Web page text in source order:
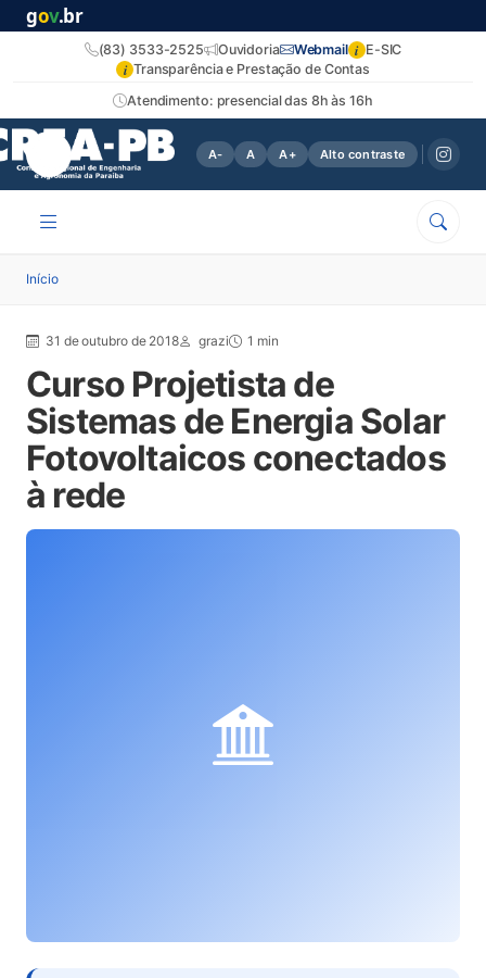
gov.br
Atendimento: presencial das 8h às 16h
(83) 3533-2525 Ouvidoria Webmail i E-SIC
i Transparência e Prestação de Contas
A- A A+ Alto contraste
Início
31 de outubro de 2018 grazi 1 min
Curso Projetista de
Sistemas de Energia Solar
Fotovoltaicos conectados
à rede